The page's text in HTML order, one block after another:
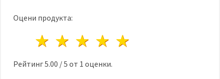
Оцени продукта:
4 звезди
3 звезди
2 звезди
1 звезда
Рейтинг5.00 /5 от 1 оценки.